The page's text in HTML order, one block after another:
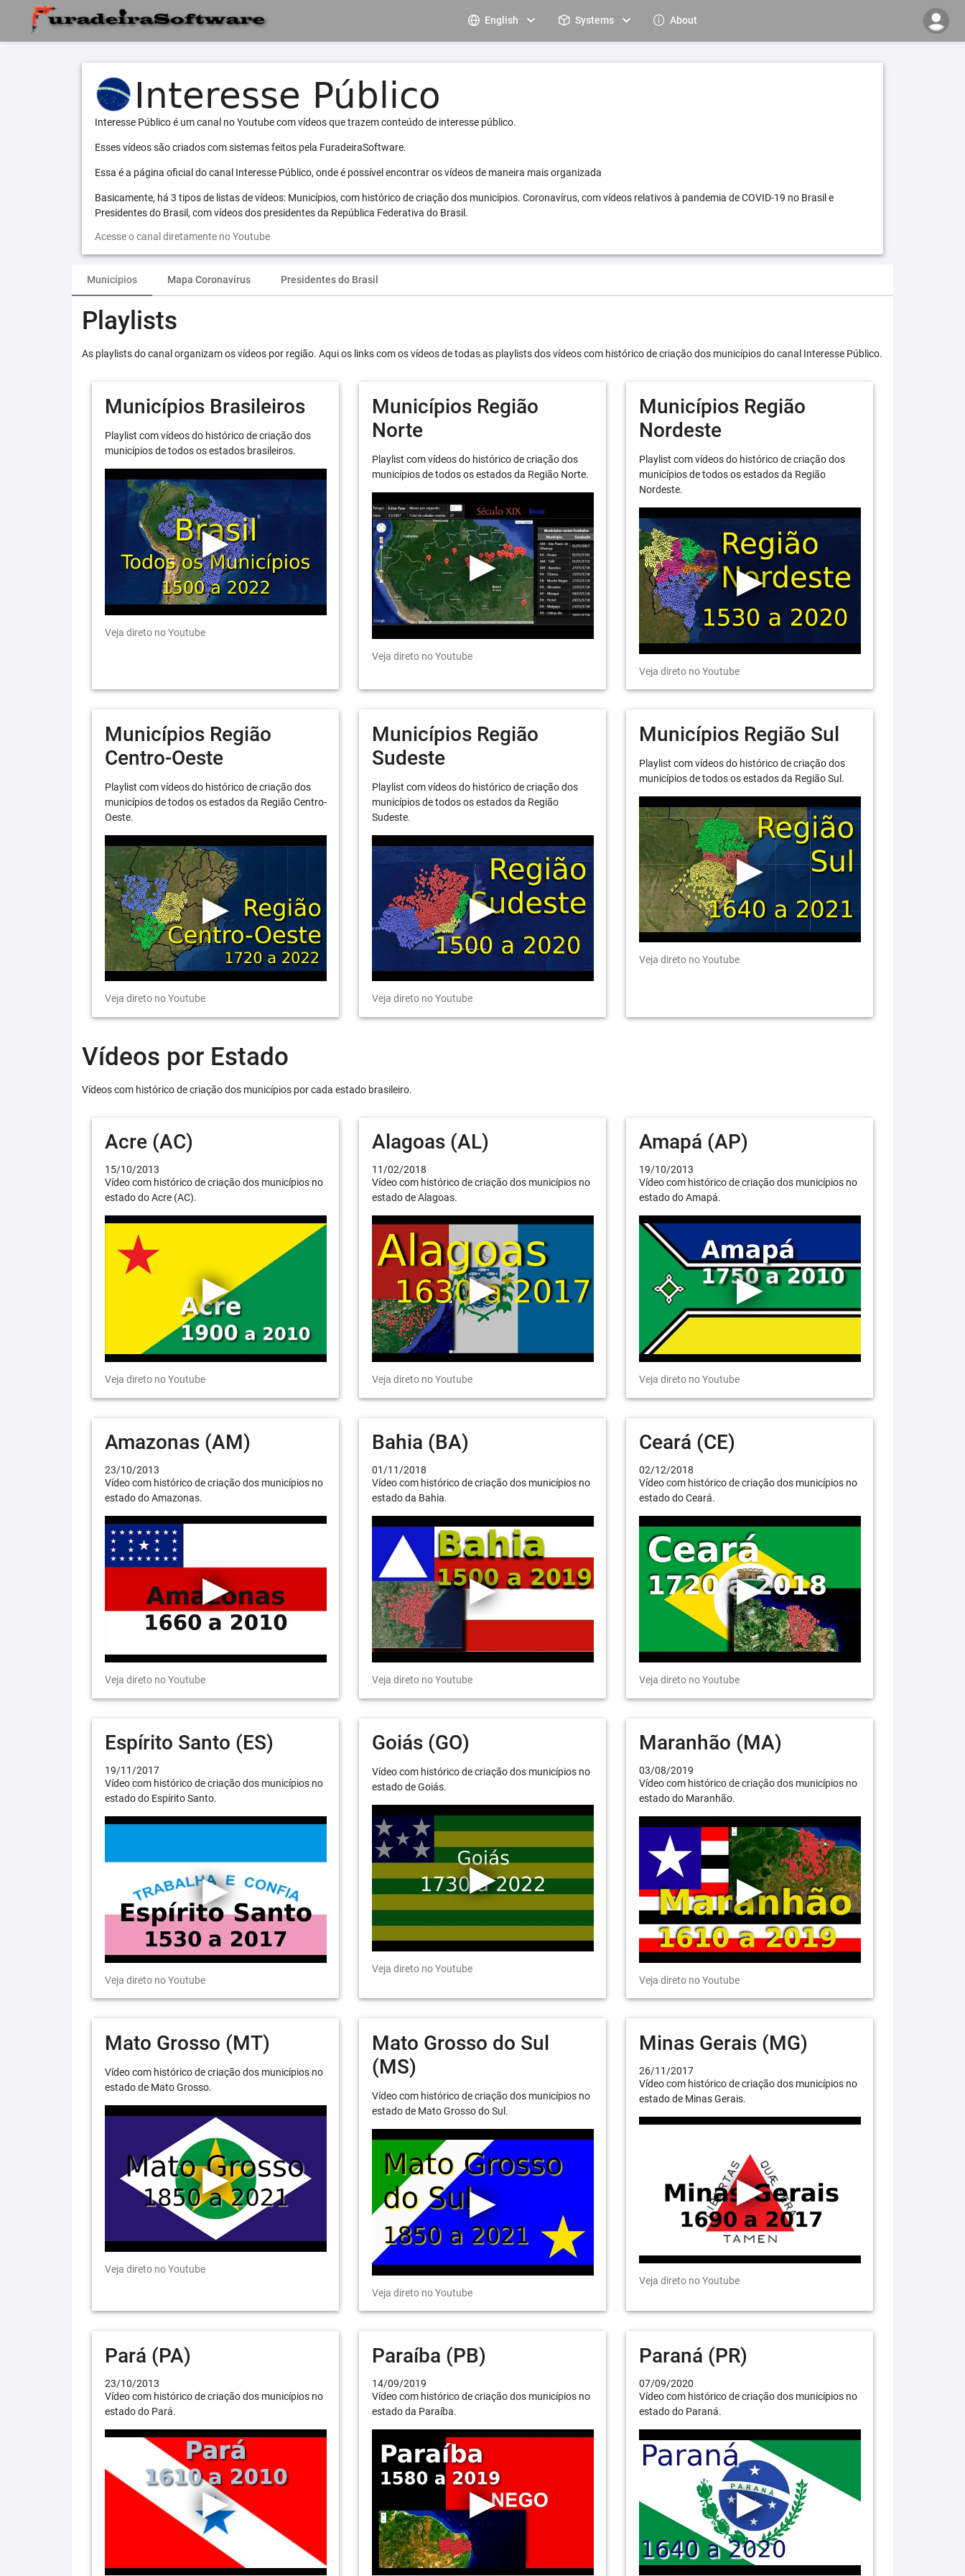
English Systems About
Interesse Público é um canal no Youtube com vídeos que trazem conteúdo de interesse público.
Esses vídeos são criados com sistemas feitos pela FuradeiraSoftware.
Essa é a página oficial do canal Interesse Público, onde é possível encontrar os vídeos de maneira mais organizada
Basicamente, há 3 tipos de listas de vídeos: Municípios, com histórico de criação dos municípios. Coronavírus, com vídeos relativos à pandemia de COVID-19 no Brasil e
Presidentes do Brasil, com vídeos dos presidentes da República Federativa do Brasil.
Acesse o canal diretamente no Youtube
Municípios Mapa Coronavírus Presidentes do Brasil
Playlists
As playlists do canal organizam os vídeos por região. Aqui os links com os vídeos de todas as playlists dos vídeos com histórico de criação dos municípios do canal Interesse Público.
Municípios Brasileiros
Playlist com vídeos do histórico de criação dos
municípios de todos os estados brasileiros.
Veja direto no Youtube
Municípios Região
Norte
Playlist com vídeos do histórico de criação dos
municípios de todos os estados da Região Norte.
Veja direto no Youtube
Municípios Região
Nordeste
Playlist com vídeos do histórico de criação dos
municípios de todos os estados da Região
Nordeste.
Veja direto no Youtube
Municípios Região
Centro-Oeste
Playlist com vídeos do histórico de criação dos
municípios de todos os estados da Região Centro-
Oeste.
Veja direto no Youtube
Municípios Região
Sudeste
Playlist com vídeos do histórico de criação dos
municípios de todos os estados da Região
Sudeste.
Veja direto no Youtube
Municípios Região Sul
Playlist com vídeos do histórico de criação dos
municípios de todos os estados da Região Sul.
Veja direto no Youtube
Vídeos por Estado
Vídeos com histórico de criação dos municípios por cada estado brasileiro.
Acre (AC)
15/10/2013
Vídeo com histórico de criação dos municípios no
estado do Acre (AC).
Veja direto no Youtube
Alagoas (AL)
11/02/2018
Vídeo com histórico de criação dos municípios no
estado de Alagoas.
Veja direto no Youtube
Amapá (AP)
19/10/2013
Vídeo com histórico de criação dos municípios no
estado do Amapá.
Veja direto no Youtube
Amazonas (AM)
23/10/2013
Vídeo com histórico de criação dos municípios no
estado do Amazonas.
Veja direto no Youtube
Bahia (BA)
01/11/2018
Vídeo com histórico de criação dos municípios no
estado da Bahia.
Veja direto no Youtube
Ceará (CE)
02/12/2018
Vídeo com histórico de criação dos municípios no
estado do Ceará.
Veja direto no Youtube
Espírito Santo (ES)
19/11/2017
Vídeo com histórico de criação dos municípios no
estado do Espírito Santo.
Veja direto no Youtube
Goiás (GO)
Vídeo com histórico de criação dos municípios no
estado de Goiás.
Veja direto no Youtube
Maranhão (MA)
03/08/2019
Vídeo com histórico de criação dos municípios no
estado do Maranhão.
Veja direto no Youtube
Mato Grosso (MT)
Vídeo com histórico de criação dos municípios no
estado de Mato Grosso.
Veja direto no Youtube
Mato Grosso do Sul
(MS)
Vídeo com histórico de criação dos municípios no
estado de Mato Grosso do Sul.
Veja direto no Youtube
Minas Gerais (MG)
26/11/2017
Vídeo com histórico de criação dos municípios no
estado de Minas Gerais.
Veja direto no Youtube
Pará (PA)
23/10/2013
Vídeo com histórico de criação dos municípios no
estado do Pará.
Paraíba (PB)
14/09/2019
Vídeo com histórico de criação dos municípios no
estado da Paraíba.
Paraná (PR)
07/09/2020
Vídeo com histórico de criação dos municípios no
estado do Paraná.